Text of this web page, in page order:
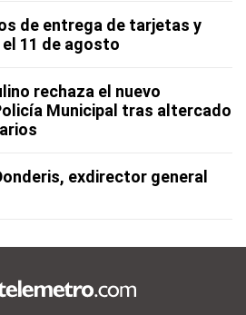
de entrega de tarjetas y
el 11 de agosto
rechaza el nuevo
Municipal tras altercado
exdirector general